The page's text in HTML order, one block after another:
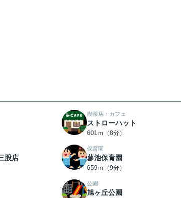
喫茶店・カフェ
ストローハット
601ｍ（8分）
股店
保育園
蓼池保育園
659ｍ（9分）
公園
旭ヶ丘公園